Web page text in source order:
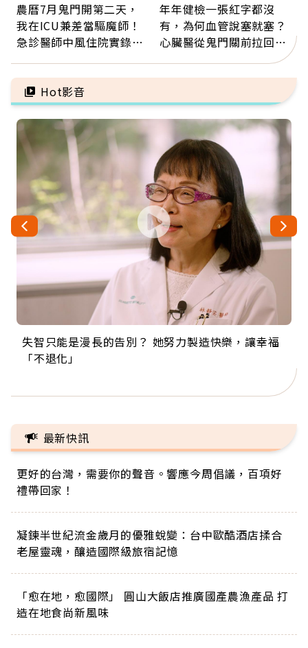
農曆7月鬼門開第二天，
我在ICU兼差當驅魔師！
急診醫師中風住院實錄：
年年健檢一張紅字都沒
有，為何血管說塞就塞？
心臟醫從鬼門關前拉回病
人：會不會心梗要看對數
字
Hot影音
失智只能是漫長的告別？ 她努力製造快樂，讓幸福
「不退化」
來自剛果的巧克力神父 為台灣奉獻36年 「台灣是我
的家，我連作夢都講台語！」
63歲卸矽谷副總、搬回台灣找快樂！「蛋黃哥小
丑」走進安養院，逗樂上萬爺奶：退休後才開始真
104歲打破金氏世界紀錄 成為全球最年長羽球選
手，分享長壽的秘密原來是「這個」
事業巔峰他選擇追夢…黑手阿伯拉小提琴還登上小
巨蛋！連CNN都大讚！
最新快訊
更好的台灣，需要你的聲音。響應今周倡議，百項好
禮帶回家！
凝鍊半世紀流金歲月的優雅蛻變：台中歐酷酒店揉合
老屋靈魂，釀造國際級旅宿記憶
「愈在地，愈國際」 圓山大飯店推廣國產農漁產品 打
造在地食尚新風味